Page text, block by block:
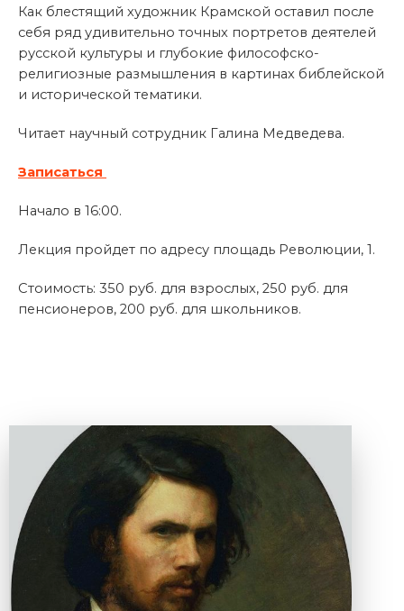
Как блестящий художник Крамской оставил после
себя ряд удивительно точных портретов деятелей
русской культуры и глубокие философско-
религиозные размышления в картинах библейской
и исторической тематики.
Читает научный сотрудник Галина Медведева.
Записаться
Начало в 16:00.
Лекция пройдет по адресу площадь Революции, 1.
Стоимость: 350 руб. для взрослых, 250 руб. для
пенсионеров, 200 руб. для школьников.